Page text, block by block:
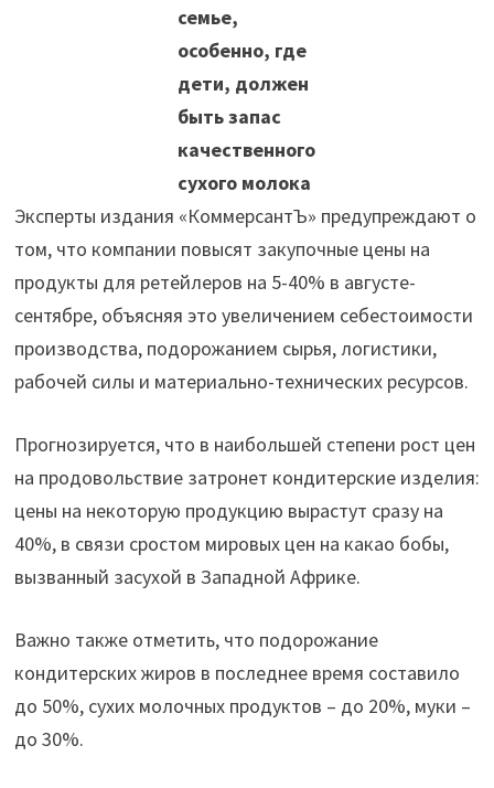
семье,
особенно, где
дети, должен
быть запас
качественного
сухого молока
Эксперты издания «КоммерсантЪ» предупреждают о
том, что компании повысят закупочные цены на
продукты для ретейлеров на 5-40% в августе-
сентябре, объясняя это увеличением себестоимости
производства, подорожанием сырья, логистики,
рабочей силы и материально-технических ресурсов.
Прогнозируется, что в наибольшей степени рост цен
на продовольствие затронет кондитерские изделия:
цены на некоторую продукцию вырастут сразу на
40%, в связи сростом мировых цен на какао бобы,
вызванный засухой в Западной Африке.
Важно также отметить, что подорожание
кондитерских жиров в последнее время составило
до 50%, сухих молочных продуктов – до 20%, муки –
до 30%.